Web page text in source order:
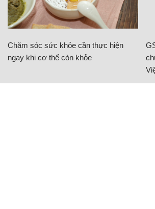
Chăm sóc sức khỏe cần thực hiện
ngay khi cơ thể còn khỏe